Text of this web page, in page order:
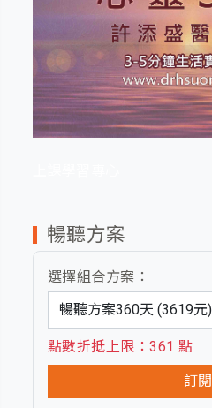
暢聽方案
選擇組合方案：
點數折抵上限：361 點
訂閱